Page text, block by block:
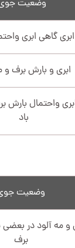
وضعیت
گاهی ابری
ابری و بارش برف و
واحتمال
باد
وضعیت
و مه آلود در
برف